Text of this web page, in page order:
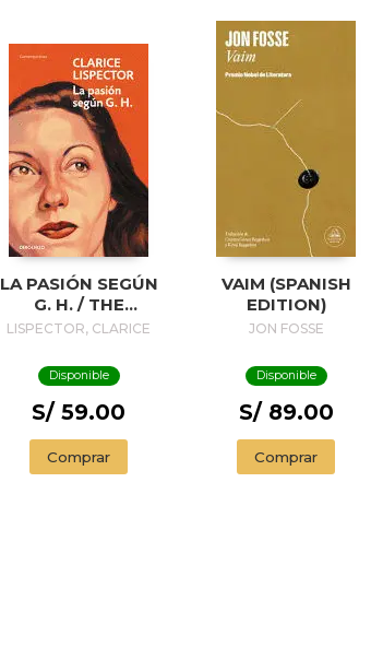
LA PASIÓN SEGÚN
G. H. / THE
PASSION
H.
LISPECTOR, CLARICE
Disponible
S/ 59.00
Comprar
VAIM (SPANISH
EDITION)
JON FOSSE
Disponible
S/ 89.00
Comprar